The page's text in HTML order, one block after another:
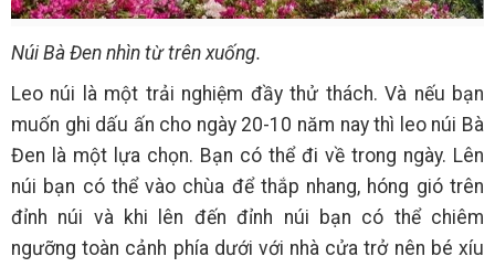
Núi Bà Đen nhìn từ trên xuống.
Leo núi là một trải nghiệm đầy thử thách. Và nếu bạn
muốn ghi dấu ấn cho ngày 20-10 năm nay thì leo núi Bà
Đen là một lựa chọn. Bạn có thể đi về trong ngày. Lên
núi bạn có thể vào chùa để thắp nhang, hóng gió trên
đỉnh núi và khi lên đến đỉnh núi bạn có thể chiêm
ngưỡng toàn cảnh phía dưới với nhà cửa trở nên bé xíu